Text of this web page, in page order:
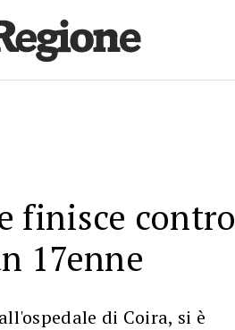
finisce contro
17enne
di Coira, si è